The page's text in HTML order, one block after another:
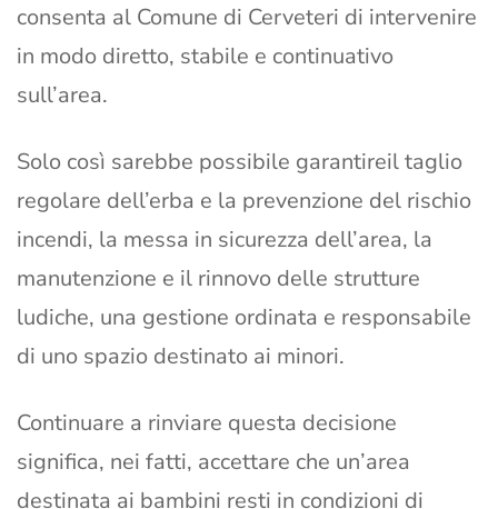
consenta al Comune di Cerveteri di intervenire
in modo diretto, stabile e continuativo
sull’area.
Solo così sarebbe possibile garantireil taglio
regolare dell’erba e la prevenzione del rischio
incendi, la messa in sicurezza dell’area, la
manutenzione e il rinnovo delle strutture
ludiche, una gestione ordinata e responsabile
di uno spazio destinato ai minori.
Continuare a rinviare questa decisione
significa, nei fatti, accettare che un’area
destinata ai bambini resti in condizioni di